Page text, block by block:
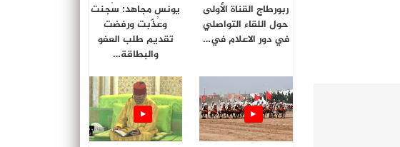
ربورطاج القناة الأولى
حول اللقاء التواصلي
في دور الاعلام في…
يونس مجاهد: سُجنت
وعُذّبت ورفضت
تقديم طلب العفو
والبطاقة…